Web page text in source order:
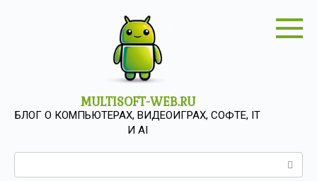
MULTISOFT-WEB.RU
БЛОГ О КОМПЬЮТЕРАХ, ВИДЕОИГРАХ, СОФТЕ, IT
И AI